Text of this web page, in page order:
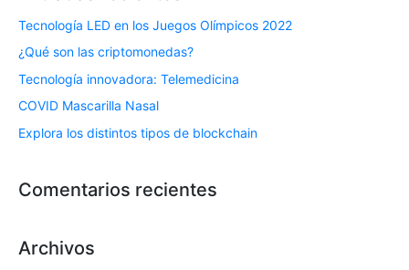
Tecnología LED en los Juegos Olímpicos 2022
¿Qué son las criptomonedas?
Tecnología innovadora: Telemedicina
COVID Mascarilla Nasal
Explora los distintos tipos de blockchain
Comentarios recientes
Archivos